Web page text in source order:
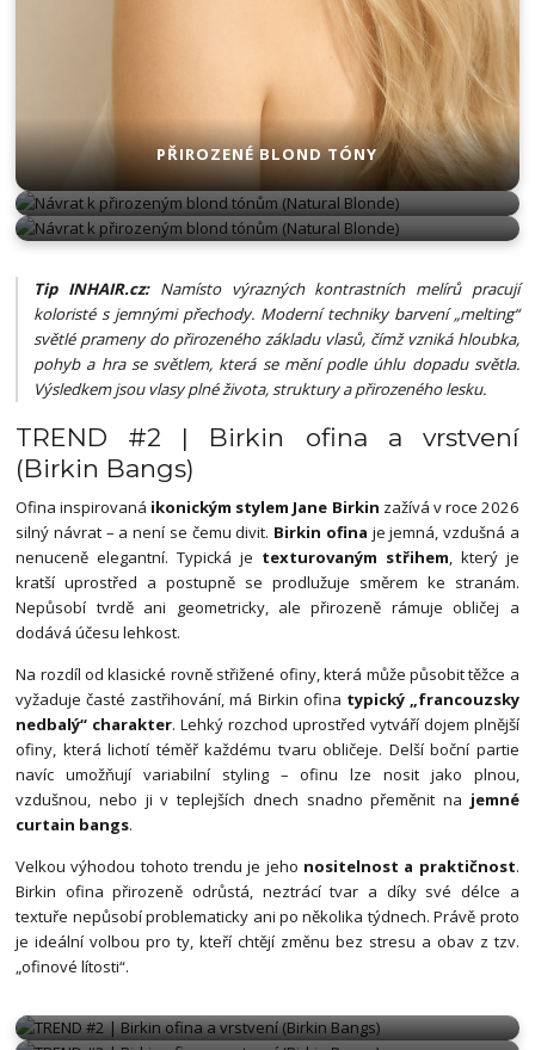
PŘIROZENÉ BLOND TÓNY
PŘIROZENÉ BLOND TÓNY
PŘIROZENÉ BLOND TÓNY
Tip INHAIR.cz:Namísto výrazných kontrastních melírů pracují
koloristé s jemnými přechody. Moderní techniky barvení „melting“
světlé prameny do přirozeného základu vlasů, čímž vzniká hloubka,
pohyb a hra se světlem, která se mění podle úhlu dopadu světla.
Výsledkem jsou vlasy plné života, struktury a přirozeného lesku.
TREND #2 | Birkin ofina a vrstvení
(Birkin Bangs)
Ofina inspirovaná ikonickým stylem Jane Birkin zažívá v roce 2026
silný návrat – a není se čemu divit. Birkin ofina je jemná, vzdušná a
nenuceně elegantní. Typická je texturovaným střihem, který je
kratší uprostřed a postupně se prodlužuje směrem ke stranám.
Nepůsobí tvrdě ani geometricky, ale přirozeně rámuje obličej a
dodává účesu lehkost.
Na rozdíl od klasické rovně střižené ofiny, která může působit těžce a
vyžaduje časté zastřihování, má Birkin ofina typický „francouzsky
nedbalý“ charakter. Lehký rozchod uprostřed vytváří dojem plnější
ofiny, která lichotí téměř každému tvaru obličeje. Delší boční partie
navíc umožňují variabilní styling – ofinu lze nosit jako plnou,
vzdušnou, nebo ji v teplejších dnech snadno přeměnit na jemné
curtain bangs.
Velkou výhodou tohoto trendu je jeho nositelnost a praktičnost.
Birkin ofina přirozeně odrůstá, neztrácí tvar a díky své délce a
textuře nepůsobí problematicky ani po několika týdnech. Právě proto
je ideální volbou pro ty, kteří chtějí změnu bez stresu a obav z tzv.
„ofinové lítosti“.
BIRKIN OFINA